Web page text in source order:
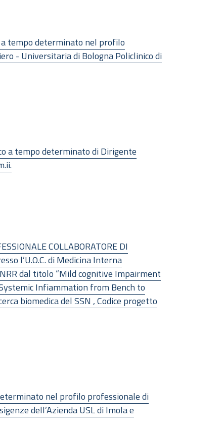
a tempo determinato nel profilo
- Universitaria di Bologna Policlinico di
a tempo determinato di Dirigente
COLLABORATORE DI
l’U.O.C. di Medicina Interna
dal titolo “Mild cognitive Impairment
Infiammation from Bench to
biomedica del SSN , Codice progetto
nel profilo professionale di
dell’Azienda USL di Imola e